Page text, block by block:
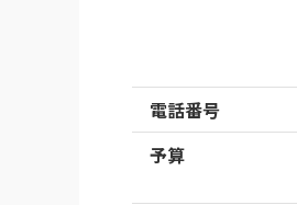
電話番号
予算